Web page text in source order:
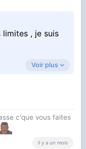
, je suis
Voir plus
c'que vous faites
il y a un mois